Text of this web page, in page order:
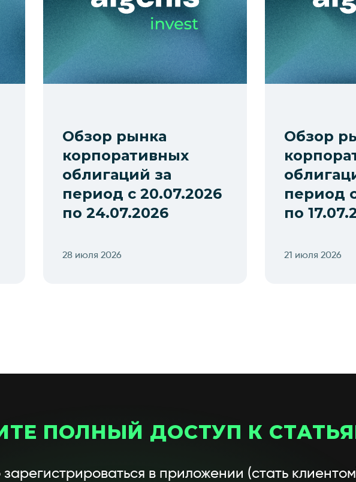
Обзор рынка
корпоративных
облигаций за
период с 20.07.2026
по 24.07.2026
28 июля 2026
Обзор
период
по
21 июля 2026
ПОЛНЫЙ ДОСТУП К
в приложении (стать